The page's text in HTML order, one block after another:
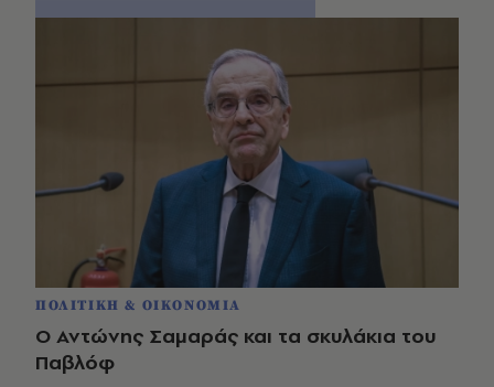
ΠΟΛΙΤΙΚΗ & ΟΙΚΟΝΟΜΙΑ
Ο Αντώνης Σαμαράς και τα σκυλάκια του
Παβλόφ